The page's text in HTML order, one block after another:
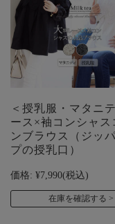
＜授乳服・マタニ
ース×袖コンシャス
ンブラウス（ジッ
プの授乳口）
価格: ¥7,990(税込)
在庫を確認する